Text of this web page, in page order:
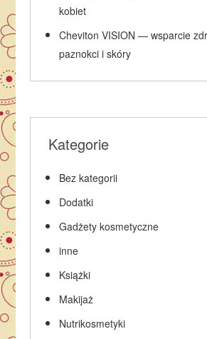
kobiet
Cheviton VISION — wsparcie
paznokci i skóry
Kategorie
Bez kategorii
Dodatki
Gadżety kosmetyczne
inne
Książki
Makijaż
Nutrikosmetyki